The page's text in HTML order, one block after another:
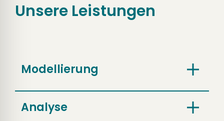
Unsere Leistungen
Modellierung
Analyse